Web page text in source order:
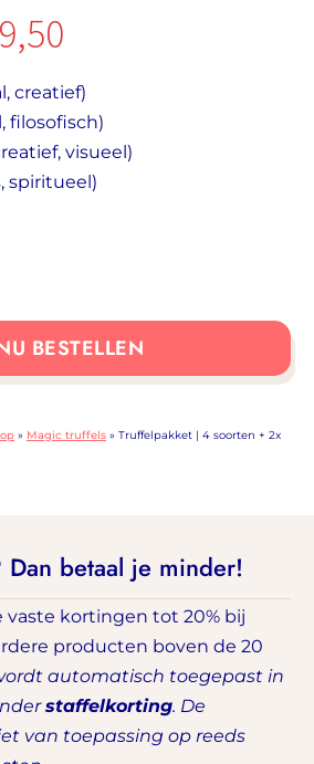
prijs
is:
€ 59,50.
creatief)
filosofisch)
visueel)
spiritueel)
BESTELLEN
» Magic truffels » Truffelpakket | 4 soorten + 2x
betaal je minder!
vaste kortingen tot 20% bij
producten boven de 20
automatisch toegepast in
staffelkorting. De
van toepassing op reeds